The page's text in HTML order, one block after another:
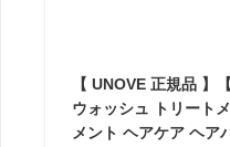
【 UNOVE 正規品 】
ウォッシュ トリート
メント ヘアケア ヘア